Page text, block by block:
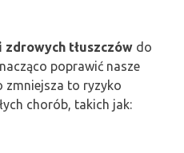
zdrowych tłuszczów do
poprawić nasze
zmniejsza to ryzyko
chorób, takich jak: